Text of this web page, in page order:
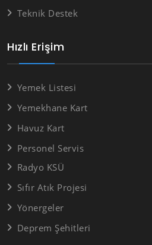
Hızlı Erişim
Yemek Listesi
Yemekhane Kart
Havuz Kart
Personel Servis
Radyo KSÜ
Sıfır Atık Projesi
Yönergeler
Deprem Şehitleri
Teknik Destek